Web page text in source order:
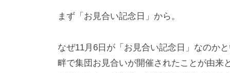
m
まず「お見合い記念日」から。
なぜ11月6日が「お見合い記念日」なのか
畔で集団お見合いが開催されたことが由来